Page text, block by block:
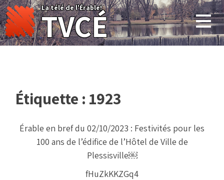
Skip
to
content
La télé de l'Érable!
TVCÉ
Étiquette : 1923
Érable en bref du 02/10/2023 : Festivités pour les
100 ans de l’édifice de l’Hôtel de Ville de
Plessisville￼
fHuZkKKZGq4